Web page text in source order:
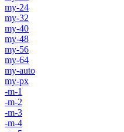
my-24
my-32
my-40
my-48
my-56
my-64
my-auto
my-px
-m-1
-m-2
-m-3
-m-4